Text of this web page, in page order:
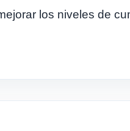
los niveles de